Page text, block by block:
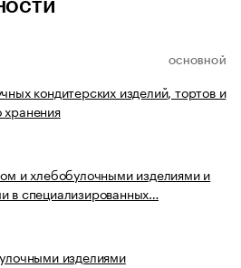
ОСНОВНОЙ
кондитерских изделий, тортов и
хранения
и хлебобулочными изделиями и
в специализированных…
изделиями